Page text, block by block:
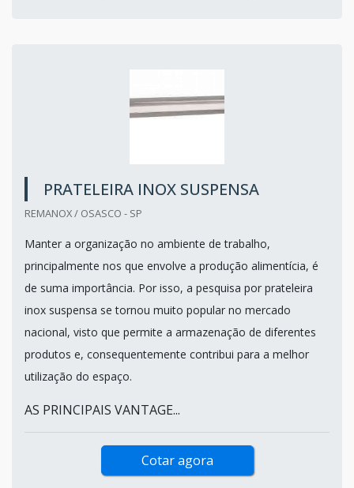
PRATELEIRA INOX SUSPENSA
REMANOX / OSASCO - SP
Manter a organização no ambiente de trabalho,
principalmente nos que envolve a produção alimentícia, é
de suma importância. Por isso, a pesquisa por prateleira
inox suspensa se tornou muito popular no mercado
nacional, visto que permite a armazenação de diferentes
produtos e, consequentemente contribui para a melhor
utilização do espaço.
AS PRINCIPAIS VANTAGE...
Cotar agora